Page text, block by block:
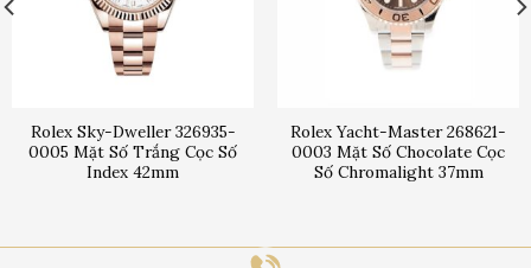
Rolex Sky-Dweller 326935-
0005 Mặt Số Trắng Cọc Số
Index 42mm
Rolex Yacht-Master 268621-
0003 Mặt Số Chocolate Cọc
Số Chromalight 37mm